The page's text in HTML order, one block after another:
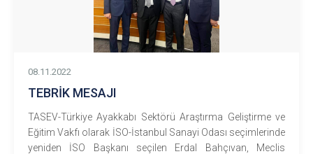
08.11.2022
TEBRİK MESAJI
TASEV-Türkiye Ayakkabı Sektörü Araştırma Geliştirme ve
Eğitim Vakfı olarak İSO-İstanbul Sanayi Odası seçimlerinde
yeniden İSO Başkanı seçilen Erdal Bahçıvan, Meclis